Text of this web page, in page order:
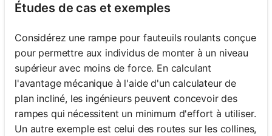
Études de cas et exemples
Considérez une rampe pour fauteuils roulants conçue
pour permettre aux individus de monter à un niveau
supérieur avec moins de force. En calculant
l'avantage mécanique à l'aide d'un calculateur de
plan incliné, les ingénieurs peuvent concevoir des
rampes qui nécessitent un minimum d'effort à utiliser.
Un autre exemple est celui des routes sur les collines,